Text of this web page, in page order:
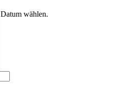
Datum wählen.